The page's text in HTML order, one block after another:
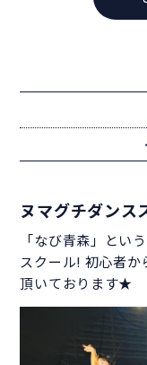
ヌマグチダンス
「なび青森」とい
スクール! 初心者
頂いております★